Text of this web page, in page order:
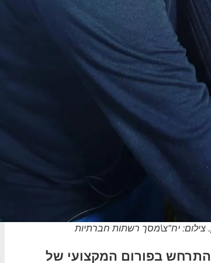
צילום: יח"צ\מסך רשתות חברתיות
בפורום המקצועי של